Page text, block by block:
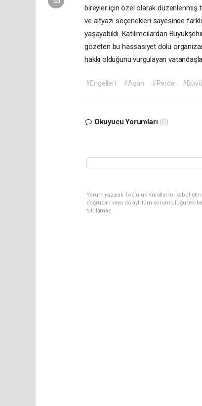
bireyler için özel olarak düzenlenmiş
ve altyazı seçenekleri sayesinde
yaşayabildi. Katılımcılardan
gözeten bu hassasiyet dolu
hakkı olduğunu vurgulayan
#Engelleri #Aşan #Perde
Okuyucu Yorumları (0)
Yorum yazarak Topluluk Kuralları’nı kabul
doğrudan veya dolaylı tüm sorumluluğu tek
tutulamaz.